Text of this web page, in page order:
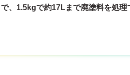
、1.5kgで約17Lまで廃塗料を処理